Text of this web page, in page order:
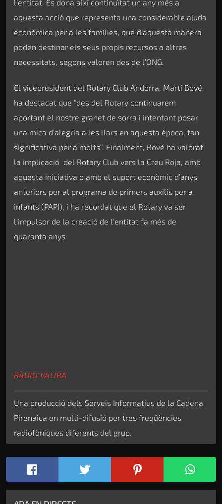
l’entitat. Es dona així continuïtat un any més a
aquesta acció que representa una considerable ajuda
econòmica per a les famílies, que d’aquesta manera
poden destinar els seus propis recursos a altres
necessitats, segons valoren des de l’ONG.
El vicepresident del Rotary Club Andorra, Martí Bové,
ha destacat que “des del Rotary continuarem
aportant el nostre granet de sorra i intentant posar
una mica d’alegria a les llars en aquesta època, tan
significativa per a molts”. Finalment, Bové ha valorat
la implicació del Rotary Club vers la Creu Roja, amb
aquesta iniciativa o amb el suport econòmic d’anys
anteriors per al programa de primers auxilis per a
infants (PAPI), i ha recordat que el Rotary va ser
l’impulsor de la creació de l’entitat fa més de
quaranta anys.
RÀDIO VALIRA
Una producció dels Serveis Informatius de la Cadena
Pirenaica en multi-difusió per tres freqüències
radiofòniques diferents del grup.